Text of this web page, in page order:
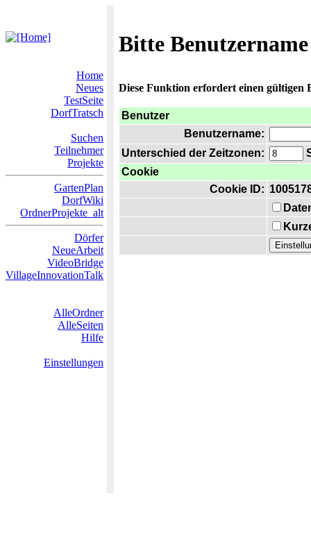
Bitte
Home
Neues
TestSeite
DorfTratsch
Suchen
Teilnehmer
Projekte
GartenPlan
DorfWiki
OrdnerProjekte_alt
Dörfer
NeueArbeit
VideoBridge
VillageInnovationTalk
AlleOrdner
AlleSeiten
Hilfe
Einstellungen
Diese Funktion erfordert einen gültigen
Benutzer
Benutzername:
Unterschied der Zeitzonen:
Cookie
Cookie ID: